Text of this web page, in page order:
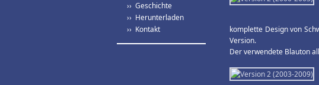
›› Geschichte
›› Herunterladen
›› Kontakt
komplette Design von
Version.
Der verwendete Blauton